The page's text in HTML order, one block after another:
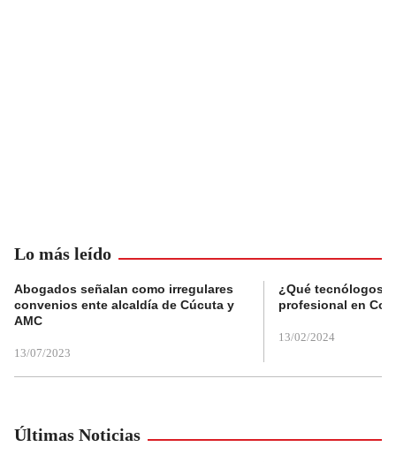
Lo más leído
Abogados señalan como irregulares
convenios ente alcaldía de Cúcuta y
AMC
13/07/2023
¿Qué tecnólogos
profesional en
13/02/2024
Últimas Noticias